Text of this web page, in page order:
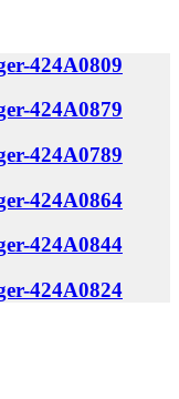
424A0809
424A0879
424A0789
424A0864
424A0844
424A0824